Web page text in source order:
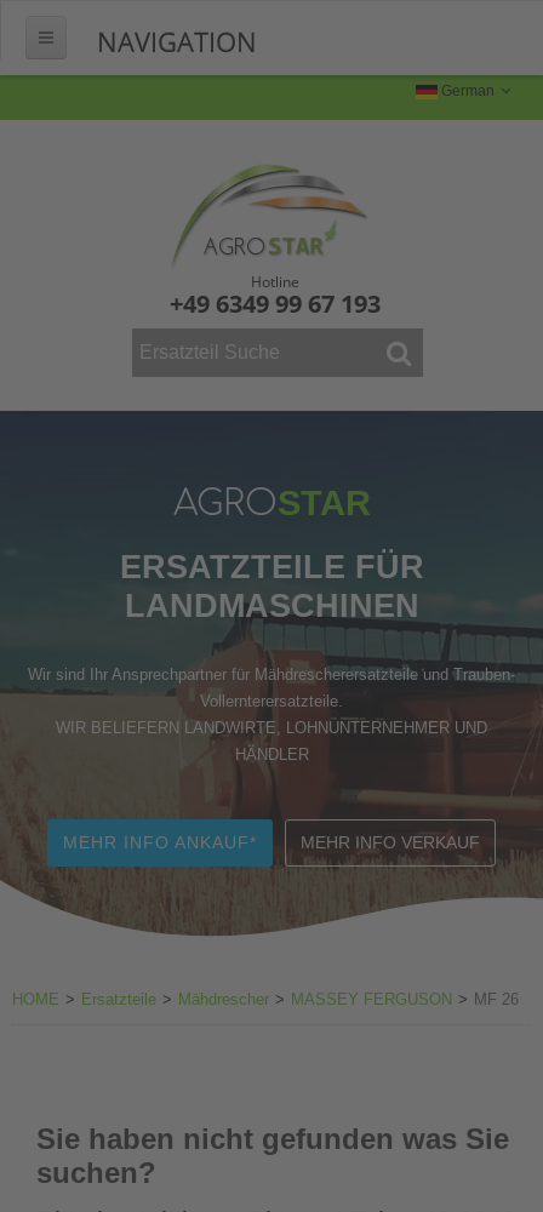
German
Hotline
+49 6349 99 67 193
NAVIGATION
Zubehör Weinbau
AGROSTAR
ERSATZTEILE FÜR
LANDMASCHINEN
Wir sind Ihr Ansprechpartner für Mähdrescherersatzteile und Trauben-
Vollernterersatzteile.
WIR BELIEFERN LANDWIRTE, LOHNUNTERNEHMER UND
HÄNDLER
MEHR INFO ANKAUF* MEHR INFO VERKAUF
HOME > Ersatzteile > Mähdrescher > MASSEY FERGUSON > MF 26
Sie haben nicht gefunden was Sie
suchen?